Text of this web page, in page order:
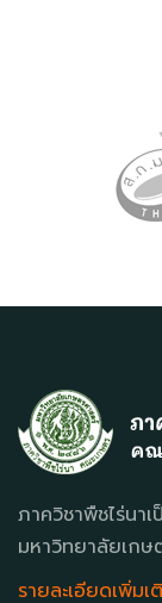
ภาควิชาพืชไร่นา
มหาวิทยาลัยเก
รายละเอียดเพิ่มเ